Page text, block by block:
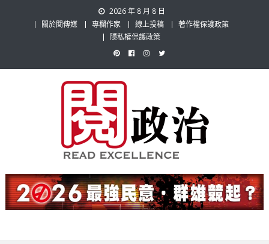
2026 年 8 月 8 日
關於閱傳媒
專欄作家 線上投稿
著作權保護政策
隱私權保護政策
閱政治 Read Gov News
題，也要專業評論，閱政治與多元的政治評論家與專欄作家邀稿合作，
讓讀者有最多元和專業的選擇。